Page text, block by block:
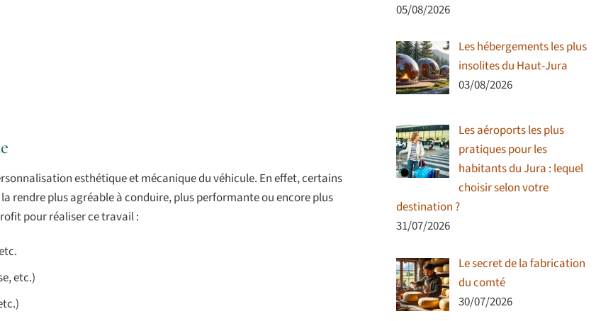
esthétique et mécanique du véhicule. En effet, certains
plus agréable à conduire, plus performante ou encore plus
pour réaliser ce travail :
etc.)
05/08/2026
Les hébergements les plus
insolites du Haut-Jura
03/08/2026
Les aéroports les plus
pratiques pour les
habitants du Jura : lequel
choisir selon votre
destination ?
31/07/2026
Le secret de la fabrication
du comté
30/07/2026